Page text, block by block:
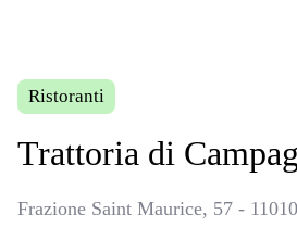
Ristoranti
Trattoria di
Frazione Saint Maurice, 57 -